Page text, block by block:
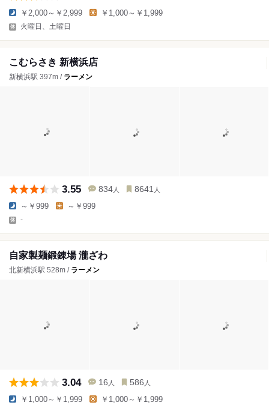
￥2,000～￥2,999 ￥1,000～￥1,999
火曜日、土曜日
こむらさき 新横浜店
新横浜駅 397m / ラーメン
3.55 834 人 8641 人
～￥999 ～￥999
-
自家製麺鍛錬場 瀧ざわ
北新横浜駅 528m / ラーメン
3.04 16 人 586 人
￥1,000～￥1,999 ￥1,000～￥1,999